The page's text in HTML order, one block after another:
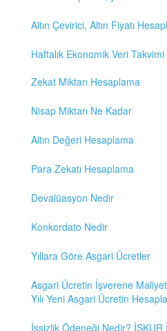
Altın Çevirici, Altın Fiyatı
Haftalık Ekonomik Veri Takvimi
Zekat Miktarı Hesaplama
Nisap Miktarı Ne Kadar
Altın Değeri Hesaplama
Para Zekatı Hesaplama
Devalüasyon Nedir
Konkordato Nedir
Yıllara Göre Asgari Ücretler
Asgari Ücretin İşverene
Yılı Yeni Asgari Ücretin
İşsizlik Ödeneği Nedir? İŞKUR